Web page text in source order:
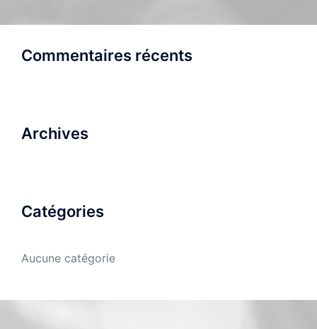
Commentaires récents
Archives
Catégories
Aucune catégorie